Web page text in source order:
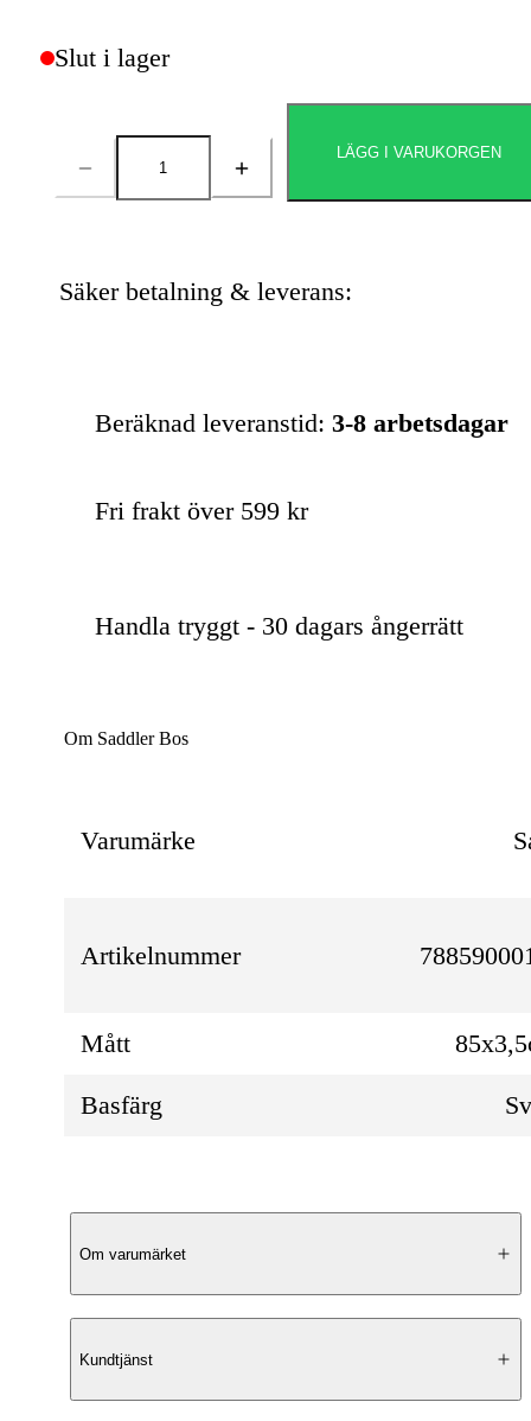
Slut i lager
Antal
LÄGG I VARUKORGEN
Säker betalning & leverans:
Beräknad leveranstid: 3-8 arbetsdagar
Fri frakt över 599 kr
Handla tryggt - 30 dagars ångerrätt
Om Saddler Bos
Varumärke
Artikelnummer
Mått
Basfärg
Produktbeskrivning
Elegant design
Om varumärket
Kundtjänst